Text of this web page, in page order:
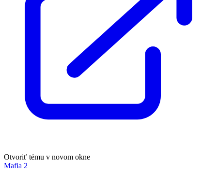
Otvoriť tému v novom okne
Mafia 2